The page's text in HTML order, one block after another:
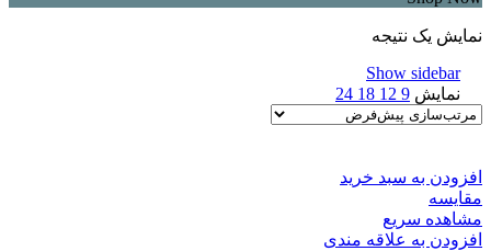
نمایش یک نتیجه
Show sidebar
نمایش 9
12
18
24
افزودن به سبد خرید
مقایسه
مشاهده سریع
افزودن به علاقه مندی